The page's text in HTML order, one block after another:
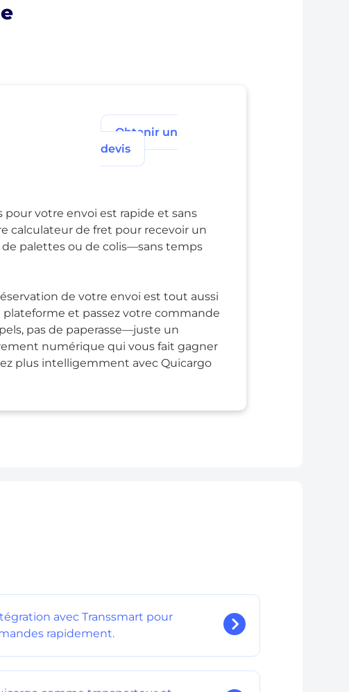
Obtenir un
devis
pour votre envoi est rapide et sans
calculateur de fret pour recevoir un
palettes ou de colis—sans temps
de votre envoi est tout aussi
et passez votre commande
pas de paperasse—juste un
numérique qui vous fait gagner
plus intelligemment avec Quicargo
avec Transsmart pour
rapidement.